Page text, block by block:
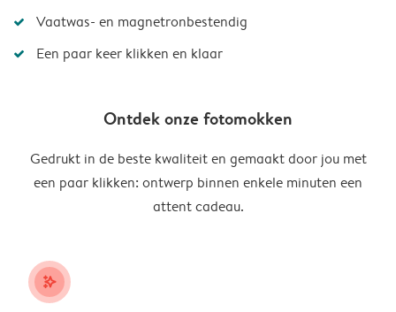
Vaatwas- en magnetronbestendig
Een paar keer klikken en klaar
Ontdek onze fotomokken
Gedrukt in de beste kwaliteit en gemaakt door jou met
een paar klikken: ontwerp binnen enkele minuten een
attent cadeau.
stars_plus